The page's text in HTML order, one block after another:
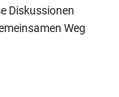
Diskussionen
Weg